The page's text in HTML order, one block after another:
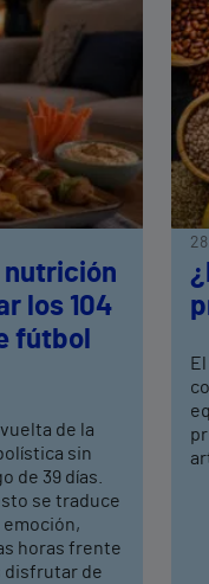
nutrición
los 104
fútbol
de la
sin
de 39 días.
se traduce
emoción,
horas frente
disfrutar de